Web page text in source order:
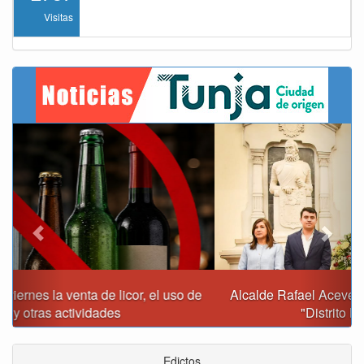
Visitas
Alcalde Rafael Acevedo propone convertir a Tunja en
"Distrito Histórico y Turístico"
Previous Next